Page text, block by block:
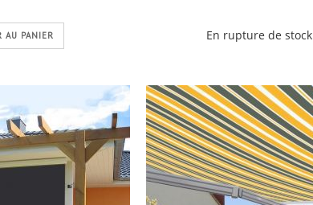
AU PANIER En rupture de stock